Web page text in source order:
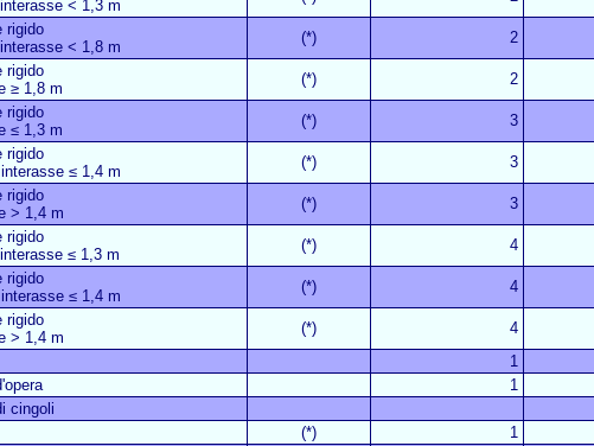
< 1,3 m
rigido
< 1,8 m
(*) 2
rigido
≥ 1,8 m
(*) 2
rigido
≤ 1,3 m
(*) 3
rigido
≤ 1,4 m
(*) 3
rigido
> 1,4 m
(*) 3
rigido
≤ 1,3 m
(*) 4
rigido
≤ 1,4 m
(*) 4
rigido
> 1,4 m
(*) 4
1
1
cingoli
(*) 1